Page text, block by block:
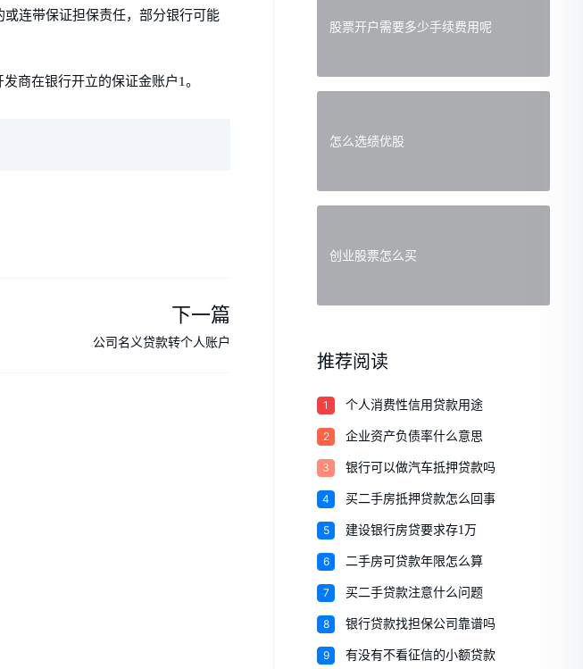
连带保证担保责任，部分银行可能
商在银行开立的保证金账户1。
下一篇
公司名义贷款转个人账户
股票开户需要多少手续费用呢
怎么选绩优股
创业股票怎么买
推荐阅读
1 个人消费性信用贷款用途
2 企业资产负债率什么意思
3 银行可以做汽车抵押贷款吗
4 买二手房抵押贷款怎么回事
5 建设银行房贷要求存1万
6 二手房可贷款年限怎么算
7 买二手贷款注意什么问题
8 银行贷款找担保公司靠谱吗
9 有没有不看征信的小额贷款